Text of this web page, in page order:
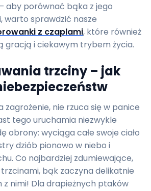
aby porównać bąka z jego
warto sprawdzić nasze
z czaplami, które również
gracją i ciekawym trybem życia.
trzciny – jak
zagrożenie, nie rzuca się w panice
tego uruchamia niezwykle
obrony: wyciąga całe swoje ciało
dziób pionowo w niebo i
Co najbardziej zdumiewające,
trzcinami, bąk zaczyna delikatnie
z nimi! Dla drapieżnych ptaków